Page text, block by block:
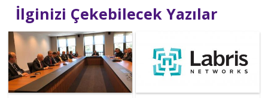
İlginizi Çekebilecek Yazılar